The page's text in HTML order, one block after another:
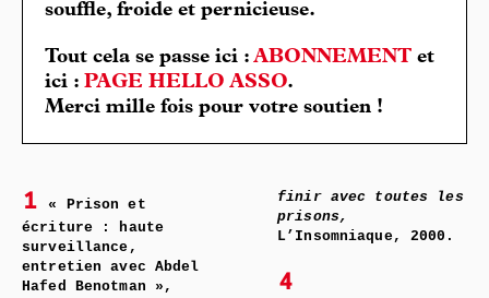
souffle, froide et pernicieuse.
Tout cela se passe ici : ABONNEMENT et
ici : PAGE HELLO ASSO.
Merci mille fois pour votre soutien !
1
« Prison et
écriture : haute
surveillance,
entretien avec Abdel
Hafed Benotman »,
finir avec toutes les
prisons,
L’Insomniaque, 2000.
4